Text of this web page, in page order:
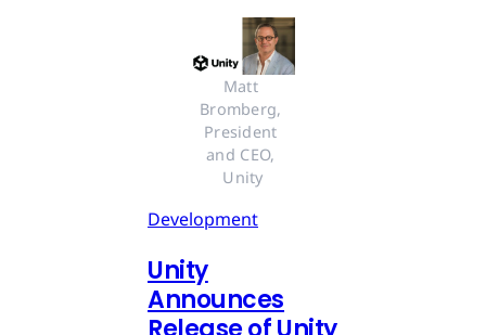
Matt
Bromberg,
President
and CEO,
Unity
Development
Unity
Announces